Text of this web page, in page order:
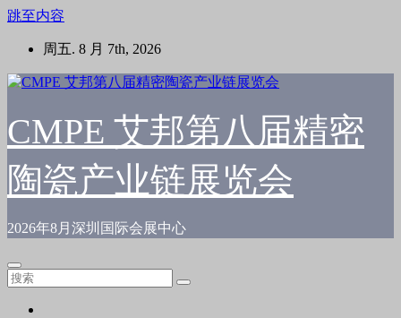
跳至内容
周五. 8 月 7th, 2026
CMPE 艾邦第八届精密
陶瓷产业链展览会
2026年8月深圳国际会展中心